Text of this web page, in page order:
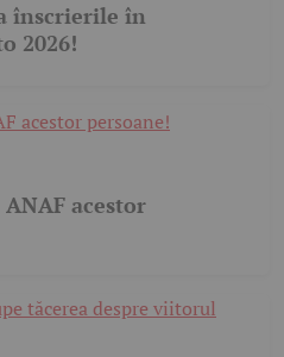
înscrierile în
2026!
acestor